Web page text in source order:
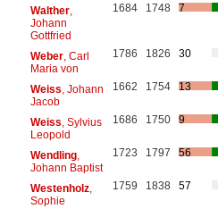
Walther,
Johann
Gottfried
1684 1748 7
Weber, Carl
Maria von
1786 1826 30
Weiss , Johann
Jacob
1662 1754 13
Weiss , Sylvius
Leopold
1686 1750 9
Wendling,
Johann Baptist
1723 1797 56
Westenholz,
Sophie
1759 1838 57